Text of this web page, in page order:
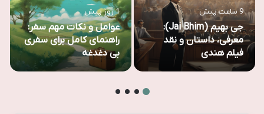
9 ساعت پیش
جی بهیم (Jai Bhim):
معرفی، داستان و نقد
فیلم هندی
1 روز پیش
عوامل و نکات مهم سفر:
راهنمای کامل برای سفری
بی دغدغه